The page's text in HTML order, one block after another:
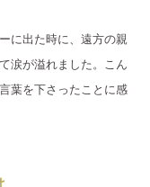
に出た時に、遠方の親
涙が溢れました。こん
葉を下さったことに感